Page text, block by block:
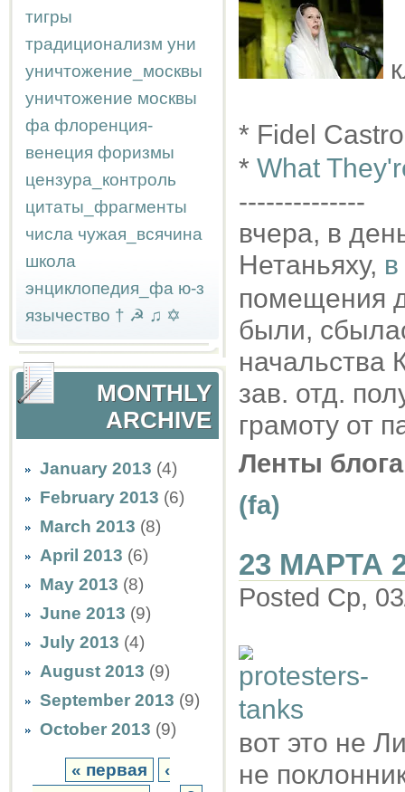
тигры
традиционализм уни
уничтожение_москвы
уничтожение москвы
фа флоренция-
венеция форизмы
цензура_контроль
цитаты_фрагменты
числа чужая_всячина
школа
энциклопедия_фа ю-з
язычество † ☭ ♫ ✡
MONTHLY
ARCHIVE
January 2013 (4)
February 2013 (6)
March 2013 (8)
April 2013 (6)
May 2013 (8)
June 2013 (9)
July 2013 (4)
August 2013 (9)
September 2013 (9)
October 2013 (9)
« первая
‹
* Fidel
* What
--------------
вчера, в
Нетаньяху,
помещения
были,
начальства
зав. отд.
грамоту от
Ленты
(fa)
23 МАРТА
Posted Ср,
вот это не
не